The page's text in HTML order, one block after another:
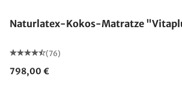
Naturlatex-Kokos-Matratze
(76)
798,00 €